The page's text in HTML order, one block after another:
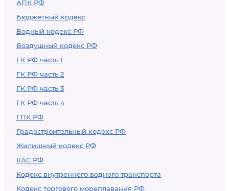
АПК РФ
Бюджетный кодекс
Водный кодекс РФ
Воздушный кодекс РФ
ГК РФ часть 1
ГК РФ часть 2
ГК РФ часть 3
ГК РФ часть 4
ГПК РФ
Градостроительный кодекс РФ
Жилищный кодекс РФ
КАС РФ
Кодекс внутреннего водного транспорта
Кодекс торгового мореплавания РФ